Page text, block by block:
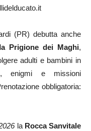
(PR) debutta anche
Prigione dei Maghi,
adulti e bambini in
enigmi e missioni
obbligatoria:
la Rocca Sanvitale